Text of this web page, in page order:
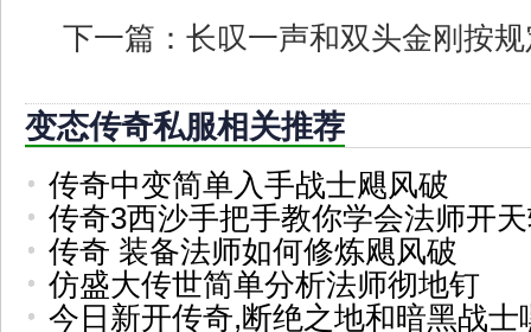
下一篇： 长叹一声和双头金刚按
变态传奇私服相关推荐
传奇中变简单入手战士飓风破
传奇3西沙手把手教你学会法师开
传奇 装备法师如何修炼飓风破
仿盛大传世简单分析法师彻地钉
今日新开传奇,断绝之地和暗黑战士